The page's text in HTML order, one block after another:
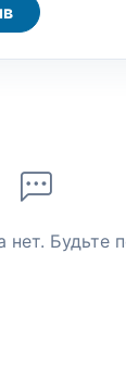
нет. Будьте